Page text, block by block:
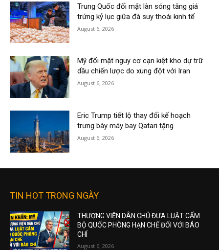
Trung Quốc đối mặt làn sóng tăng giá
trứng kỷ lục giữa đà suy thoái kinh tế
August 6, 2026
Mỹ đối mặt nguy cơ cạn kiệt kho dự trữ
dầu chiến lược do xung đột với Iran
August 6, 2026
Eric Trump tiết lộ thay đổi kế hoạch
trưng bày máy bay Qatari tặng
August 6, 2026
TIN HOT TRONG NGÀY
THƯỢNG VIỆN DÂN CHỦ ĐƯA LUẬT CẤM
BỘ QUỐC PHÒNG HẠN CHẾ ĐỐI VỚI BÁO
CHÍ
August 6, 2026